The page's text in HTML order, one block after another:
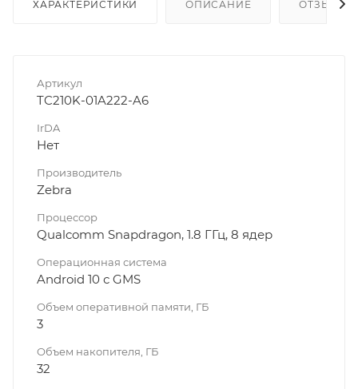
ХАРАКТЕРИСТИКИ ОПИСАНИЕ ОТЗЫВЫ
Артикул
TC210K-01A222-A6
IrDA
Нет
Производитель
Zebra
Процессор
Qualcomm Snapdragon, 1.8 ГГц, 8 ядер
Операционная система
Android 10 с GMS
Объем оперативной памяти, ГБ
3
Объем накопителя, ГБ
32